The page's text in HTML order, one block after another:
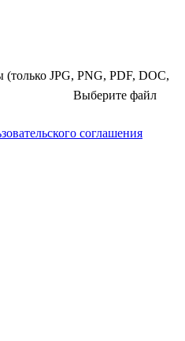
JPG, PNG, PDF, DOC,
Выберите файл
соглашения